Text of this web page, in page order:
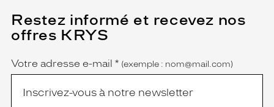
Restez informé et recevez nos
offres KRYS
Name
Votre adresse e-mail *
(Ce
champ
est
obligatoire)
(exemple : nom@mail.com)